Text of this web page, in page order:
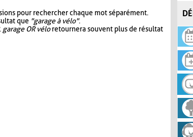
pour rechercher chaque mot séparément.
que "garage à vélo".
. garage OR véloretournera souvent plus de résultat